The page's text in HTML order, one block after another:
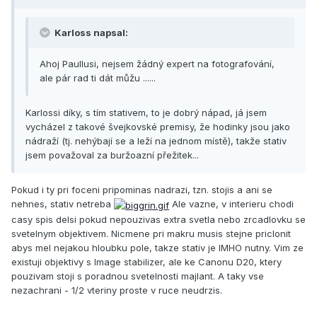
Karloss napsal:
Ahoj Paullusi, nejsem žádný expert na fotografování,
ale pár rad ti dát můžu ......
Karlossi díky, s tím stativem, to je dobrý nápad, já jsem
vycházel z takové švejkovské premisy, že hodinky jsou jako
nádraží (tj. nehýbají se a leží na jednom místě), takže stativ
jsem považoval za buržoazní přežitek...
Pokud i ty pri foceni pripominas nadrazi, tzn. stojis a ani se
nehnes, stativ netreba
Ale vazne, v interieru chodi
casy spis delsi pokud nepouzivas extra svetla nebo zrcadlovku se
svetelnym objektivem. Nicmene pri makru musis stejne priclonit
abys mel nejakou hloubku pole, takze stativ je IMHO nutny. Vim ze
existuji objektivy s Image stabilizer, ale ke Canonu D20, ktery
pouzivam stoji s poradnou svetelnosti majlant. A taky vse
nezachrani - 1/2 vteriny proste v ruce neudrzis.